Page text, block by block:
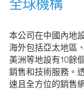
本公司在中國內地
海外包括亞太地區
美洲等地設有10餘
銷售和技術服務。
速且全方位的銷售